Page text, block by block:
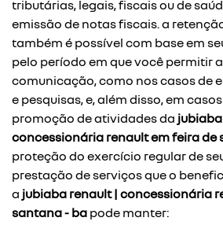
tributárias, legais, fiscais ou de
emissão de notas fiscais. a
também é possível com base em
pelo período em que você permitir
comunicação, como nos casos de
e pesquisas, e, além disso, em
promoção de atividades da
concessionária renault em feira de
proteção do exercício regular de
prestação de serviços que o
a jubiaba renault | concessionária
santana - ba pode manter: